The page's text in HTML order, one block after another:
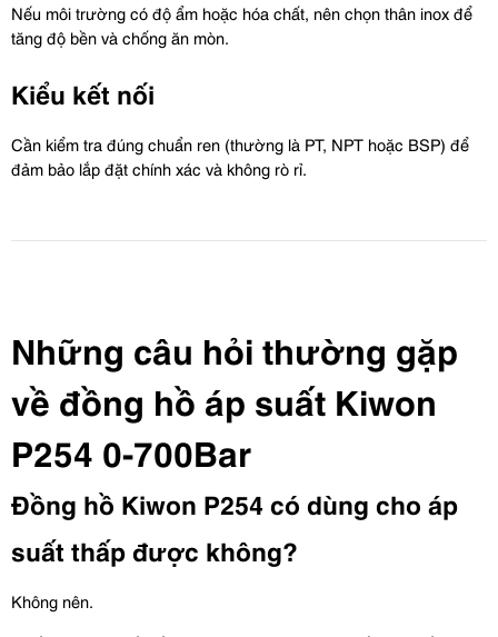
Nếu môi trường có độ ẩm hoặc hóa chất, nên chọn thân inox để
tăng độ bền và chống ăn mòn.
Kiểu kết nối
Cần kiểm tra đúng chuẩn ren (thường là PT, NPT hoặc BSP) để
đảm bảo lắp đặt chính xác và không rò rỉ.
Những câu hỏi thường gặp
về đồng hồ áp suất Kiwon
P254 0-700Bar
Đồng hồ Kiwon P254 có dùng cho áp
suất thấp được không?
Không nên.